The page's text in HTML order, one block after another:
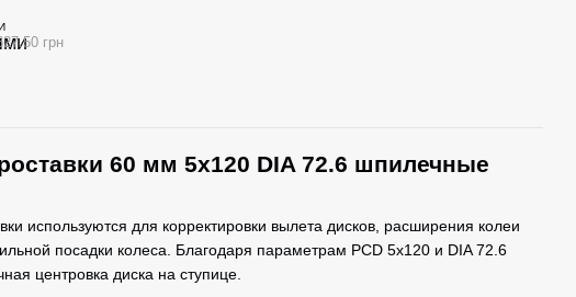
грн
60 мм 5x120 DIA 72.6 шпилечные
используются для корректировки вылета дисков, расширения колеи
посадки колеса. Благодаря параметрам PCD 5x120 и DIA 72.6
центровка диска на ступице.